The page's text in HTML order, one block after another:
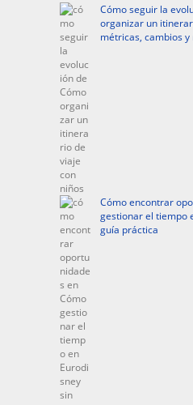
Cómo seguir la
organizar un
métricas, cambios
Cómo encontrar
gestionar el tiempo
guía práctica